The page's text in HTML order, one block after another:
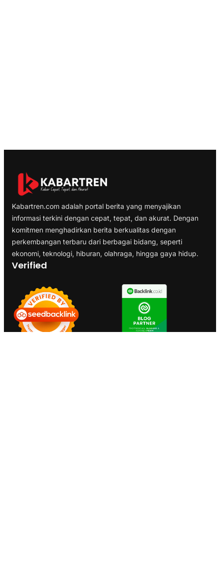
Kabartren.com adalah portal berita yang menyajikan
informasi terkini dengan cepat, tepat, dan akurat. Dengan
komitmen menghadirkan berita berkualitas dengan
perkembangan terbaru dari berbagai bidang, seperti
ekonomi, teknologi, hiburan, olahraga, hingga gaya hidup.
Verified